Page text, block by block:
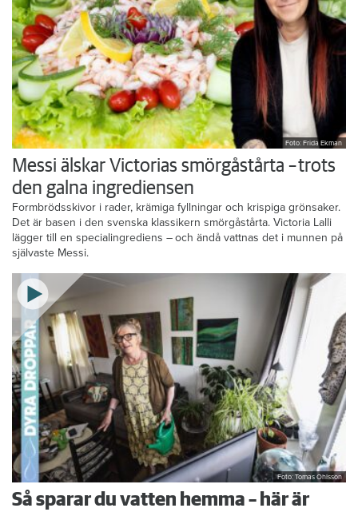
Foto: Frida Ekman
Messi älskar Victorias smörgåstårta – trots
den galna ingrediensen
Formbrödsskivor i rader, krämiga fyllningar och krispiga grönsaker.
Det är basen i den svenska klassikern smörgåstårta. Victoria Lalli
lägger till en specialingrediens – och ändå vattnas det i munnen på
självaste Messi.
Foto: Tomas Ohlsson
Så sparar du vatten hemma – här är